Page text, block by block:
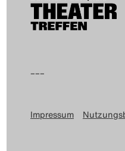
–––
Impressum